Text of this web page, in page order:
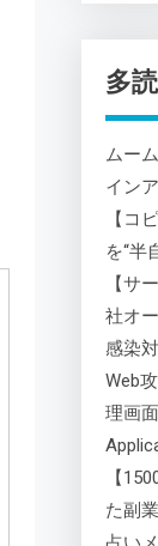
多
ムー
イン
【コ
を“半
【サ
社オ
感染
Web
理画
【
た副